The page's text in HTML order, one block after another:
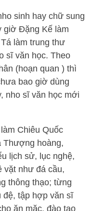
sinh hay chữ sung
giờ Đặng Kế làm
làm trung thư
sĩ văn học. Theo
(hoạn quan ) thì
bao giờ dùng
nho sĩ văn học mới
Chiêu Quốc
Thượng hoàng,
lịch sử, lục nghệ,
vặt như đá cầu,
thông thạo; từng
tập hợp văn sĩ
ăn mặc, đào tạo